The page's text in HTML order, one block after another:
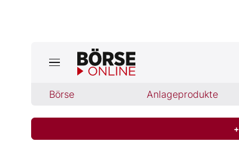
Börse Anlageprodukte
Börse